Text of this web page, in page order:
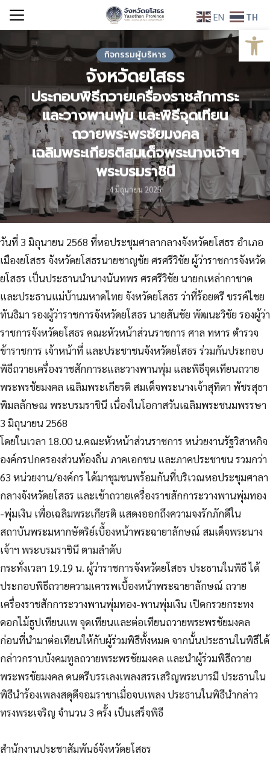
Skip
for:
กิจกรรมผู้บริหาร
จังหวัดยโสธร
ประกอบพิธีถวายเครื่องราชสักการะ
และวางพานพุ่ม และพิธีจุดเทียน
ถวายพระพรชัยมงคล
เฉลิมพระเกียรติสมเด็จพระนางเจ้าฯ
พระบรมราชินี
4 มิถุนายน 2025
วันที่ 3 มิถุนายน 2568 ที่หอประชุมศาลากลางจังหวัดยโสธร อำเภอ
เมืองยโสธร จังหวัดยโสธรนายชาญชัย ศรศรีวิชัย ผู้ว่าราชการจังหวัด
ยโสธร เป็นประธานนำนางนันทพร ศรศรีวิชัย นายกเหล่ากาชาด
และประธานแม่บ้านมหาดไทย จังหวัดยโสธร ว่าที่ร้อยตรี ขรรค์ไชย
ทันธิมา รองผู้ว่าราชการจังหวัดยโสธร นายสันชัย พัฒนะวิชัย รองผู้ว่า
ราชการจังหวัดยโสธร คณะหัวหน้าส่วนราชการ ศาล ทหาร ตำรวจ
ข้าราชการ เจ้าหน้าที่ และประชาชนจังหวัดยโสธร ร่วมกันประกอบ
พิธีถวายเครื่องราชสักการะและวางพานพุ่ม และพิธีจุดเทียนถวาย
พระพรชัยมงคล เฉลิมพระเกียรติ สมเด็จพระนางเจ้าสุทิดา พัชรสุธา
พิมลลักษณ พระบรมราชินี เนื่องในโอกาสวันเฉลิมพระชนมพรรษา
3 มิถุนายน 2568
โดยในเวลา 18.00 น.คณะหัวหน้าส่วนราชการ หน่วยงานรัฐวิสาหกิจ
องค์กรปกครองส่วนท้องถิ่น ภาคเอกชน และภาคประชาชน รวมกว่า
63 หน่วยงาน/องค์กร ได้มาชุมชนพร้อมกันที่บริเวณหอประชุมศาลา
กลางจังหวัดยโสธร และเข้าถวายเครื่องราชสักการะวางพานพุ่มทอง
-พุ่มเงิน เพื่อเฉลิมพระเกียรติ แสดงออกถึงความจงรักภักดีใน
สถาบันพระมหากษัตริย์เบื้องหน้าพระฉายาลักษณ์ สมเด็จพระนาง
เจ้าฯ พระบรมราชินี ตามลำดับ
กระทั่งเวลา 19.19 น. ผู้ว่าราชการจังหวัดยโสธร ประธานในพิธี ได้
ประกอบพิธีถวายความเคารพเบื้องหน้าพระฉายาลักษณ์ ถวาย
เครื่องราชสักการะวางพานพุ่มทอง-พานพุ่มเงิน เปิดกรวยกระทง
ดอกไม้ธูปเทียนแพ จุดเทียนและต่อเทียนถวายพระพรชัยมงคล
ก่อนที่นำมาต่อเทียนให้กับผู้ร่วมพิธีทั้งหมด จากนั้นประธานในพิธีได้
กล่าวกราบบังคมทูลถวายพระพรชัยมงคล และนำผู้ร่วมพิธีถวาย
พระพรชัยมงคล ดนตรีบรรเลงเพลงสรรเสริญพระบารมี ประธานใน
พิธีนำร้องเพลงสดุดีจอมราชาเมื่อจบเพลง ประธานในพิธีนำกล่าว
ทรงพระเจริญ จำนวน 3 ครั้ง เป็นเสร็จพิธี
สำนักงานประชาสัมพันธ์จังหวัดยโสธร
EN TH